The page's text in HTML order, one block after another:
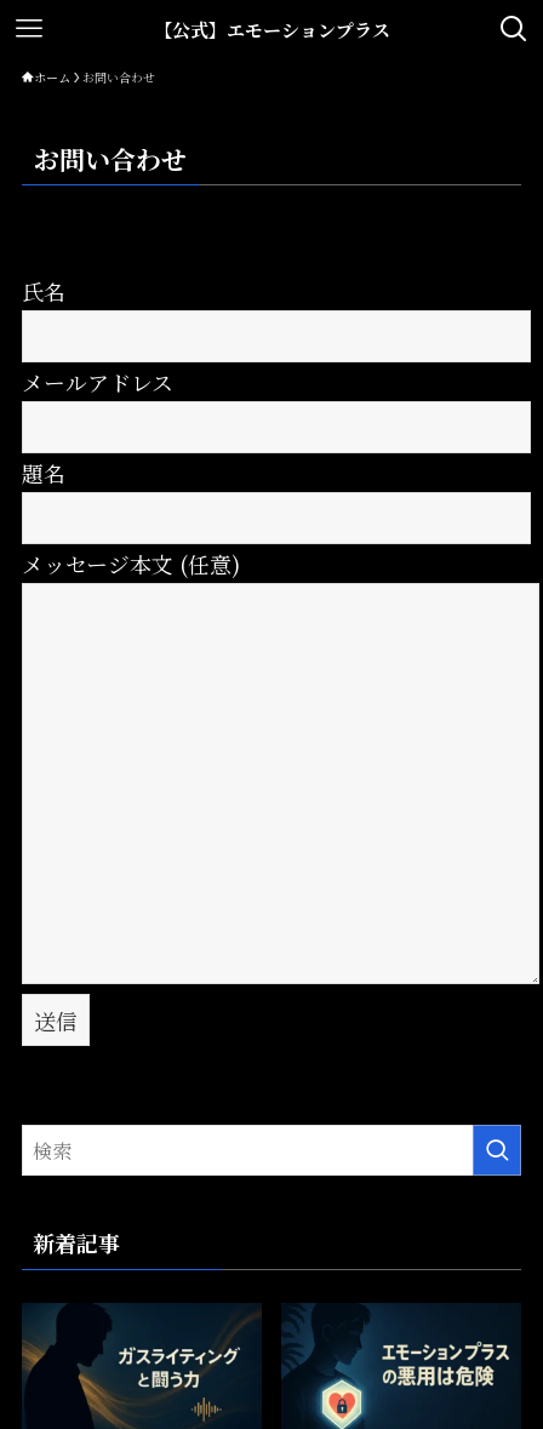
【公式】エモーションプラス
ホーム お問い合わせ
お問い合わせ
氏名
メールアドレス
題名
メッセージ本文 (任意)
新着記事